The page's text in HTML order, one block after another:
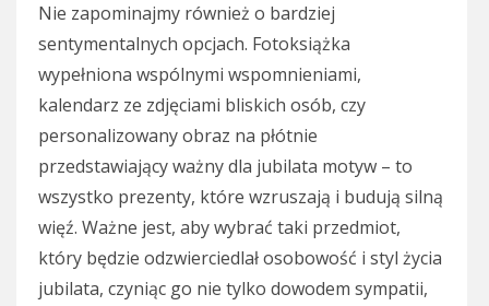
Nie zapominajmy również o bardziej
sentymentalnych opcjach. Fotoksiążka
wypełniona wspólnymi wspomnieniami,
kalendarz ze zdjęciami bliskich osób, czy
personalizowany obraz na płótnie
przedstawiający ważny dla jubilata motyw – to
wszystko prezenty, które wzruszają i budują silną
więź. Ważne jest, aby wybrać taki przedmiot,
który będzie odzwierciedlał osobowość i styl życia
jubilata, czyniąc go nie tylko dowodem sympatii,